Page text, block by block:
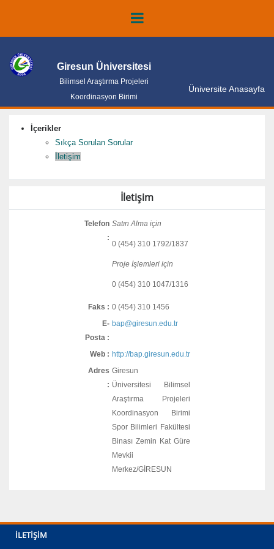
Giresun Üniversitesi
Bilimsel Araştırma Projeleri
Koordinasyon Birimi
Üniversite Anasayfa
İçerikler
Sıkça Sorulan Sorular
İletişim
İletişim
Telefon
:
Satın Alma için
0 (454) 310 1792/1837
Proje İşlemleri için
0 (454) 310 1047/1316
Faks : 0 (454) 310 1456
E-
Posta :
bap@giresun.edu.tr
Web : http://bap.giresun.edu.tr
Adres
:
Giresun
Üniversitesi Bilimsel
Araştırma Projeleri
Koordinasyon Birimi
Spor Bilimleri Fakültesi
Binası Zemin Kat Güre
Mevkii
Merkez/GİRESUN
İLETIŞIM